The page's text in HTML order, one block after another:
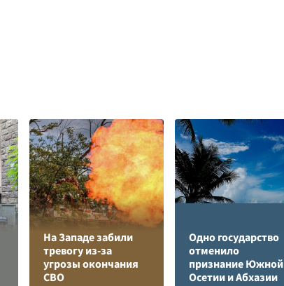
На Западе забили
тревогу из-за
угрозы окончания
СВО
Одно государство
отменило
признание Южной
Осетии и Абхазии